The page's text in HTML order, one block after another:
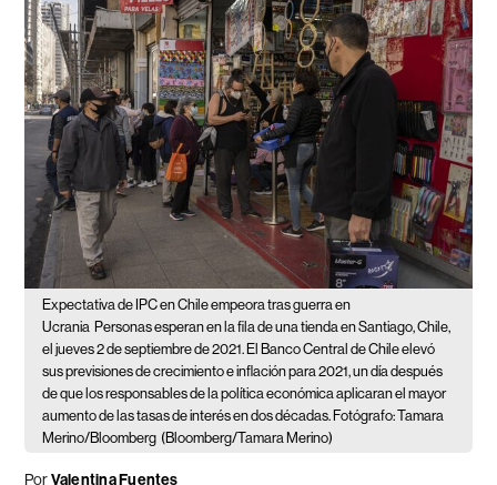
Expectativa de IPC en Chile empeora tras guerra en
Ucrania Personas esperan en la fila de una tienda en Santiago, Chile,
el jueves 2 de septiembre de 2021. El Banco Central de Chile elevó
sus previsiones de crecimiento e inflación para 2021, un día después
de que los responsables de la política económica aplicaran el mayor
aumento de las tasas de interés en dos décadas. Fotógrafo: Tamara
Merino/Bloomberg (Bloomberg/Tamara Merino)
PorValentina Fuentes